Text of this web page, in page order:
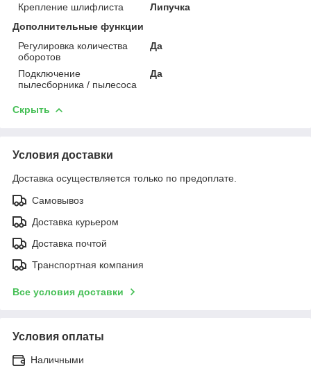
Крепление шлифлиста
Липучка
Дополнительные функции
Регулировка количества
оборотов
Да
Подключение
пылесборника / пылесоса
Да
Скрыть
Условия доставки
Доставка осуществляется только по предоплате.
Самовывоз
Доставка курьером
Доставка почтой
Транспортная компания
Все условия доставки
Условия оплаты
Наличными